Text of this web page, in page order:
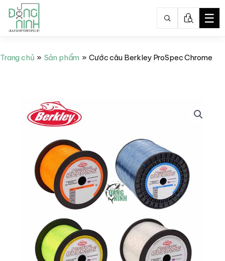
tới
☰
Trang chủ Sản phẩm Cước câu Berkley ProSpec Chrome